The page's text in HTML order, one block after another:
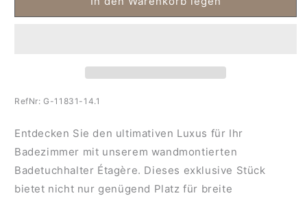
BadetuchhalterBadetuchhalter
RefNr:G-11831-14.1
Entdecken Sie den ultimativen Luxus für Ihr
Badezimmer mit unserem wandmontierten
Badetuchhalter Étagère. Dieses exklusive Stück
bietet nicht nur genügend Platz für breite